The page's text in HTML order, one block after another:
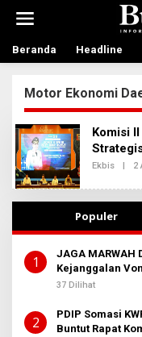
t
Beranda Headline
Motor Ekonomi
Komisi
Ekbis | 2
Populer
1
JAGA
Kejanggalan
37 Dilihat
2
PDIP Somasi
Buntut Rapat